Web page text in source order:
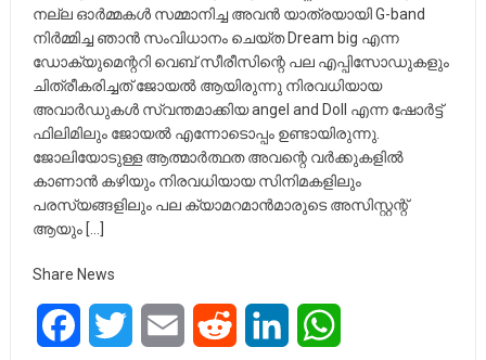
നല്ല ഓർമ്മകൾ സമ്മാനിച്ച അവൻ യാത്രയായി G-band
നിർമ്മിച്ച ഞാൻ സംവിധാനം ചെയ്ത Dream big എന്ന
ഡോക്യുമെന്ററി വെബ് സീരീസിന്റെ പല എപ്പിസോഡുകളും
ചിത്രീകരിച്ചത് ജോയൽ ആയിരുന്നു നിരവധിയായ
അവാർഡുകൾ സ്വന്തമാക്കിയ angel and Doll എന്ന ഷോർട്ട്
ഫിലിമിലും ജോയൽ എന്നോടൊപ്പം ഉണ്ടായിരുന്നു.
ജോലിയോടുള്ള ആത്മാർത്ഥത അവന്റെ വർക്കുകളിൽ
കാണാൻ കഴിയും നിരവധിയായ സിനിമകളിലും
പരസ്യങ്ങളിലും പല ക്യാമറമാന്‍മാരുടെ അസിസ്റ്റന്റ്
ആയും […]
Share News
FacebookTwitter Email Reddit LinkedIn